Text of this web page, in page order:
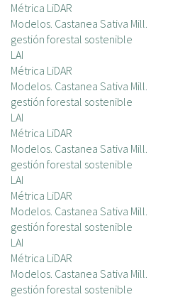
Métrica LiDAR
Modelos. Castanea Sativa Mill.
gestión forestal sostenible
LAI
Métrica LiDAR
Modelos. Castanea Sativa Mill.
gestión forestal sostenible
LAI
Métrica LiDAR
Modelos. Castanea Sativa Mill.
gestión forestal sostenible
LAI
Métrica LiDAR
Modelos. Castanea Sativa Mill.
gestión forestal sostenible
LAI
Métrica LiDAR
Modelos. Castanea Sativa Mill.
gestión forestal sostenible